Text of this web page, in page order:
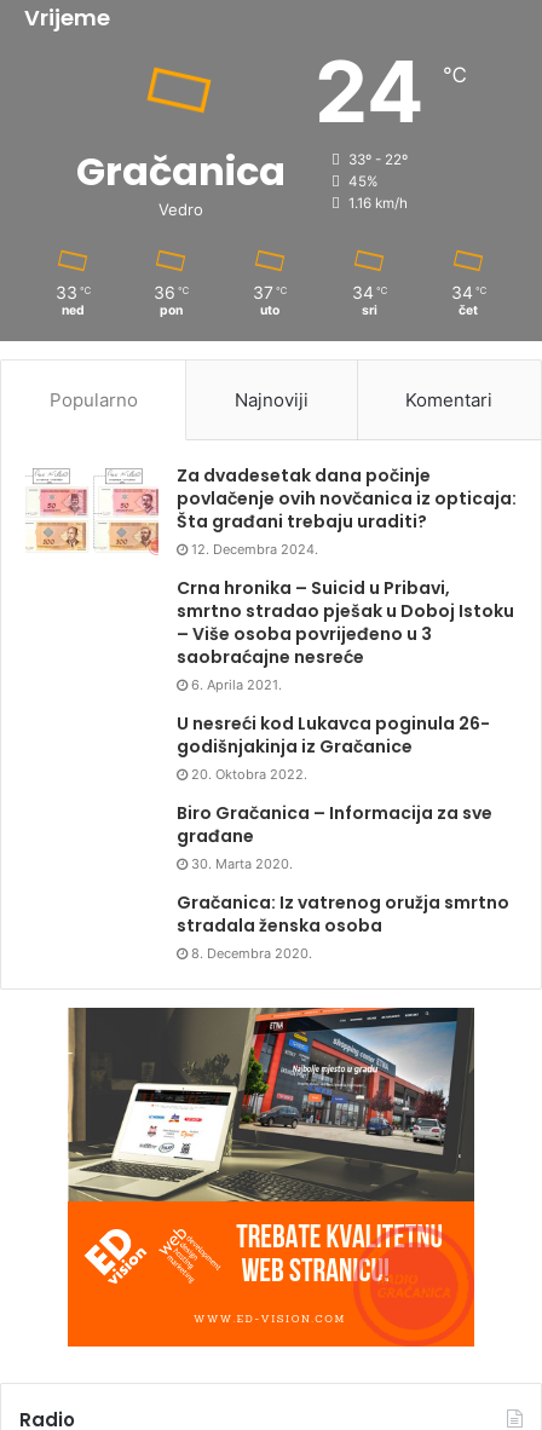
Vrijeme
Gračanica
Vedro
24 ℃
33º - 22º
45%
1.16 km/h
33 ℃
ned
36 ℃
pon
37 ℃
uto
34 ℃
sri
34 ℃
čet
Popularno Najnoviji Komentari
Za dvadesetak dana počinje
povlačenje ovih novčanica iz opticaja:
Šta građani trebaju uraditi?
12. Decembra 2024.
Crna hronika – Suicid u Pribavi,
smrtno stradao pješak u Doboj Istoku
– Više osoba povrijeđeno u 3
saobraćajne nesreće
6. Aprila 2021.
U nesreći kod Lukavca poginula 26-
godišnjakinja iz Gračanice
20. Oktobra 2022.
Biro Gračanica – Informacija za sve
građane
30. Marta 2020.
Gračanica: Iz vatrenog oružja smrtno
stradala ženska osoba
8. Decembra 2020.
Radio